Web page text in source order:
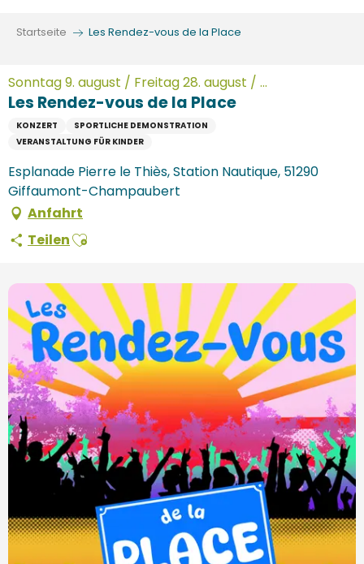
Startseite Les Rendez-vous de la Place
Sonntag 9. august / Freitag 28. august / ...
Les Rendez-vous de la Place
KONZERT
SPORTLICHE DEMONSTRATION
VERANSTALTUNG FÜR KINDER
Esplanade Pierre le Thiès, Station Nautique, 51290
Giffaumont-Champaubert
Anfahrt
TeilenAjouter aux favoris